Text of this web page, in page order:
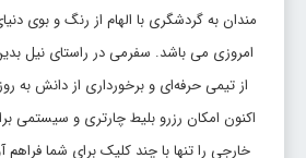
مندان به گردشگری با الهام از رنگ و بوی
امروزی می باشد. سفرمی در راستای نیل
از تیمی حرفه‌ای و برخورداری از دانش
اکنون امکان رزرو بلیط چارتری و سیستمی
خارجی را تنها با چند کلیک برای شما